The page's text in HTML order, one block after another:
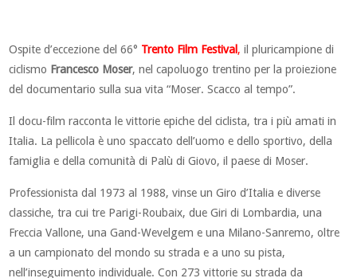
Ospite d’eccezione del 66° Trento Film Festival , il pluricampione di
ciclismo Francesco Moser, nel capoluogo trentino per la proiezione
del documentario sulla sua vita “Moser. Scacco al tempo”.
Il docu-film racconta le vittorie epiche del ciclista, tra i più amati in
Italia. La pellicola è uno spaccato dell’uomo e dello sportivo, della
famiglia e della comunità di Palù di Giovo, il paese di Moser.
Professionista dal 1973 al 1988, vinse un Giro d’Italia e diverse
classiche, tra cui tre Parigi-Roubaix, due Giri di Lombardia, una
Freccia Vallone, una Gand-Wevelgem e una Milano-Sanremo, oltre
a un campionato del mondo su strada e a uno su pista,
nell’inseguimento individuale. Con 273 vittorie su strada da